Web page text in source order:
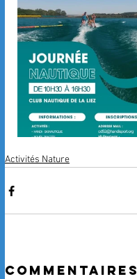
Activités Nature
Commentaires